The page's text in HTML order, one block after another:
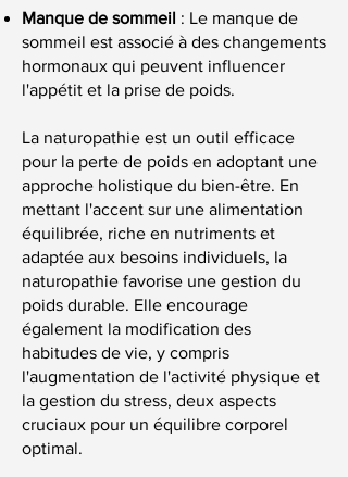
Manque de sommeil : Le manque de
sommeil est associé à des changements
hormonaux qui peuvent influencer
l'appétit et la prise de poids.
La naturopathie est un outil efficace
pour la perte de poids en adoptant une
approche holistique du bien-être. En
mettant l'accent sur une alimentation
équilibrée, riche en nutriments et
adaptée aux besoins individuels, la
naturopathie favorise une gestion du
poids durable. Elle encourage
également la modification des
habitudes de vie, y compris
l'augmentation de l'activité physique et
la gestion du stress, deux aspects
cruciaux pour un équilibre corporel
optimal.